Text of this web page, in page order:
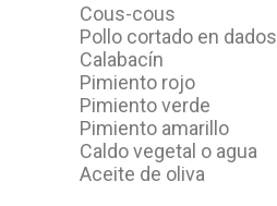
Cous-cous
Pollo cortado en dados
Calabacín
Pimiento rojo
Pimiento verde
Pimiento amarillo
Caldo vegetal o agua
Aceite de oliva